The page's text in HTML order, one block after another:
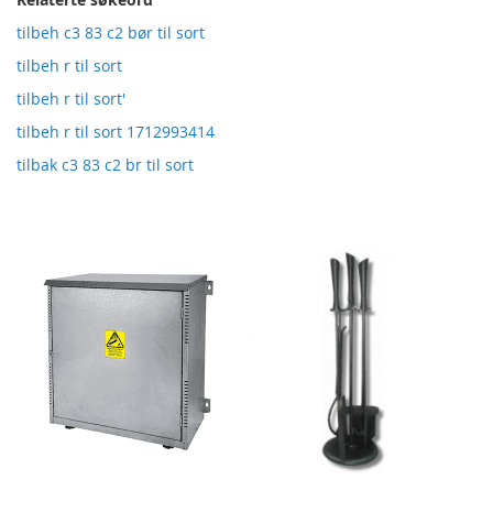
tilbeh c3 83 c2 bør til sort
tilbeh r til sort
tilbeh r til sort'
tilbeh r til sort 1712993414
tilbak c3 83 c2 br til sort